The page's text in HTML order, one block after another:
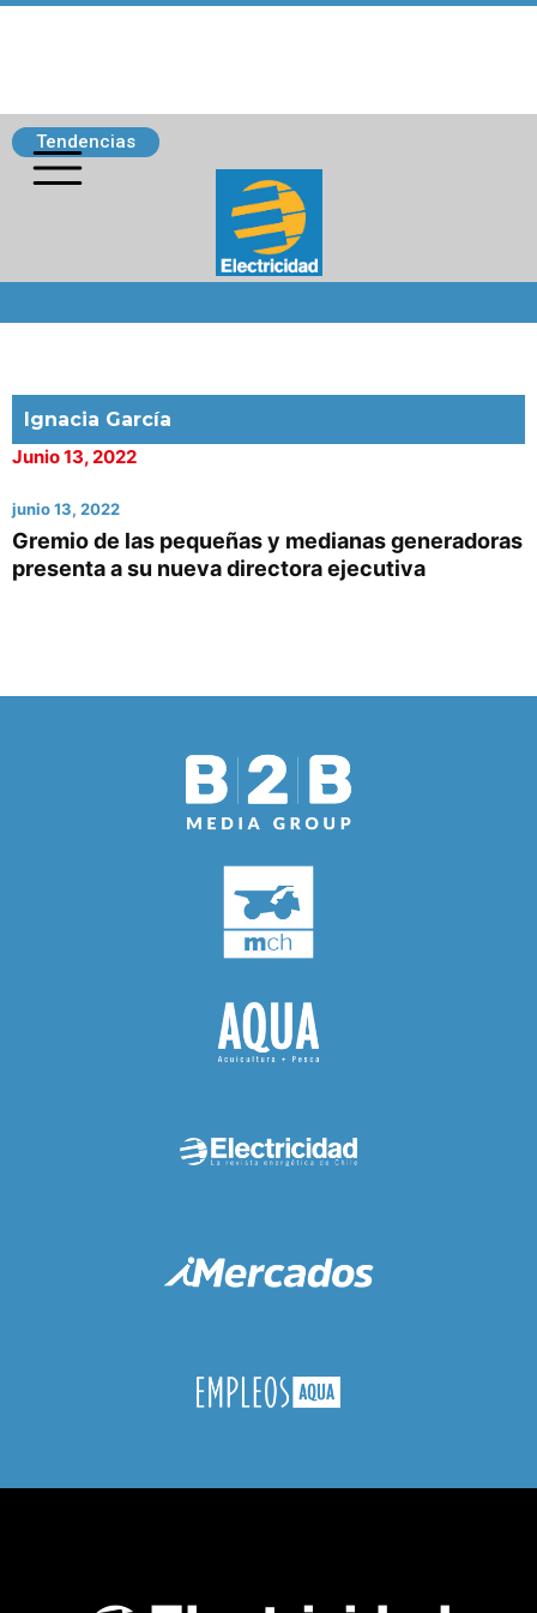
Tendencias
Ignacia García
Junio 13, 2022
junio 13, 2022
Gremio de las pequeñas y medianas generadoras
presenta a su nueva directora ejecutiva